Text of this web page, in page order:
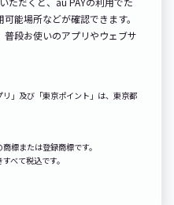
能場所などが確認できます。
普段お使いのアプリやウェブサ
リ」及び「東京ポイント」は、東京都
標または登録商標です。
べて税込です。